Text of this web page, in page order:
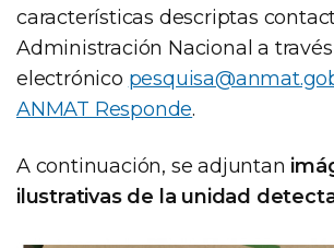
características descriptas
Administración Nacional a
electrónico
ANMAT Responde.
A continuación, se adjuntan
ilustrativas de la unidad